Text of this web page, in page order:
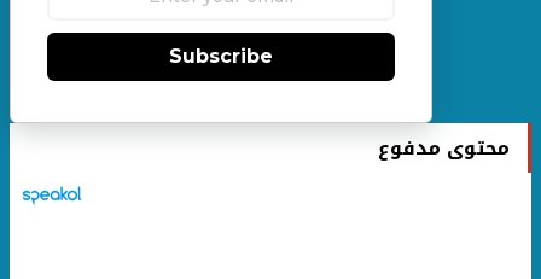
Subscribe
محتوى مدفوع